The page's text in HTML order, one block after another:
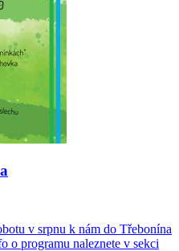
v srpnu k nám do Třebonína
o programu naleznete v sekci